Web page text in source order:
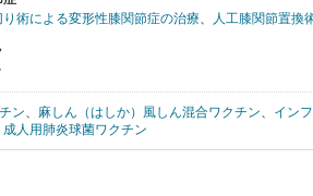
術による変形性膝関節症の治療、 人工膝関節置換
ン、 麻しん（はしか）風しん混合ワクチン、 イン
成人用肺炎球菌ワクチン